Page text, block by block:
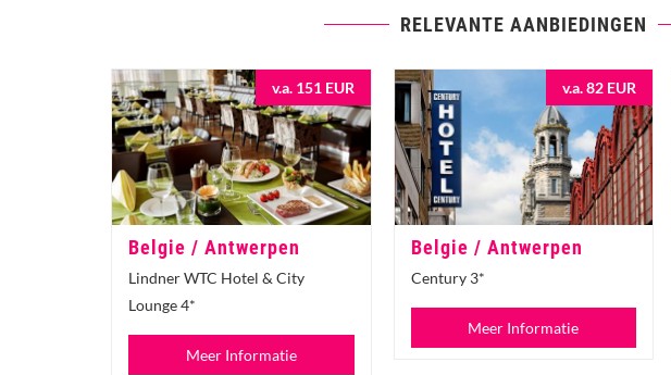
RELEVANTE AANBIEDINGEN
v.a. 151 EUR
Belgie / Antwerpen
Lindner WTC Hotel & City
Lounge 4*
Meer Informatie
v.a. 82 EUR
Belgie / Antwerpen
Century 3*
Meer Informatie